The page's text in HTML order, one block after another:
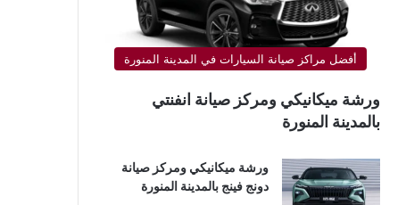
أفضل مراكز صيانة السيارات في المدينة المنورة
ورشة ميكانيكي ومركز صيانة انفنتي
بالمدينة المنورة
ورشة ميكانيكي ومركز صيانة
دونج فينج بالمدينة المنورة